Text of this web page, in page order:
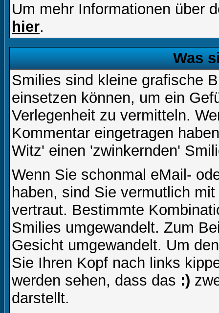
Um mehr Informationen über
hier.
Was
Smilies sind kleine grafische
einsetzen können, um ein
Verlegenheit zu vermitteln.
Kommentar eingetragen
Witz' einen 'zwinkernden'
Wenn Sie schonmal eMail-
haben, sind Sie vermutlich
vertraut. Bestimmte
Smilies umgewandelt. Zum
Gesicht umgewandelt. Um
Sie Ihren Kopf nach links
werden sehen, dass das :)
darstellt.